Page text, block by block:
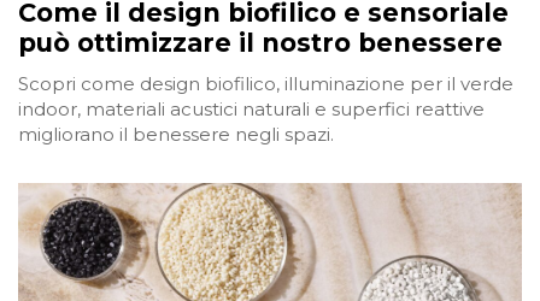
Come il design biofilico e sensoriale
può ottimizzare il nostro benessere
Scopri come design biofilico, illuminazione per il verde
indoor, materiali acustici naturali e superfici reattive
migliorano il benessere negli spazi.